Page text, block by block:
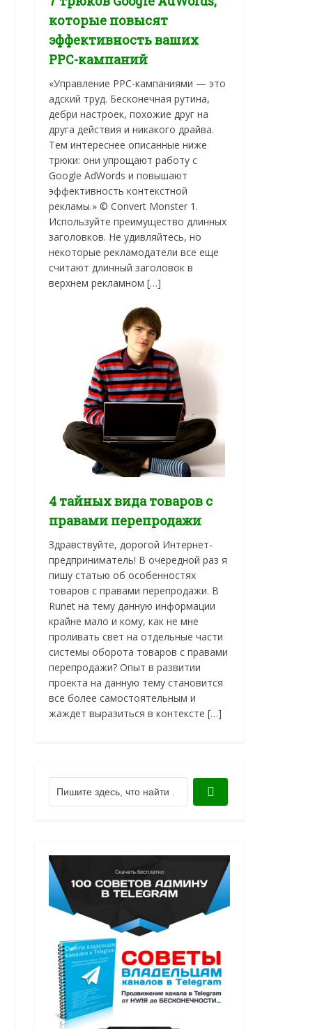
которые повысят
эффективность ваших
PPC-кампаний
«Управление PPC-кампаниями — это
адский труд. Бесконечная рутина,
дебри настроек, похожие друг на
друга действия и никакого драйва.
Тем интереснее описанные ниже
трюки: они упрощают работу с
Google AdWords и повышают
эффективность контекстной
рекламы.» © Convert Monster 1.
Используйте преимущество длинных
заголовков. Не удивляйтесь, но
некоторые рекламодатели все еще
считают длинный заголовок в
верхнем рекламном […]
4 тайных вида товаров с
правами перепродажи
Здравствуйте, дорогой Интернет-
предприниматель! В очередной раз я
пишу статью об особенностях
товаров с правами перепродажи. В
Runet на тему данную информации
крайне мало и кому, как не мне
проливать свет на отдельные части
системы оборота товаров с правами
перепродажи? Опыт в развитии
проекта на данную тему становится
все более самостоятельным и
жаждет выразиться в контексте […]